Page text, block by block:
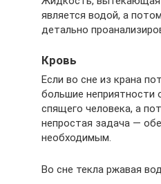
является водой, а
детально
Кровь
Если во сне из крана
большие
спящего человека, а
непростая задача —
необходимым.
Во сне текла ржавая